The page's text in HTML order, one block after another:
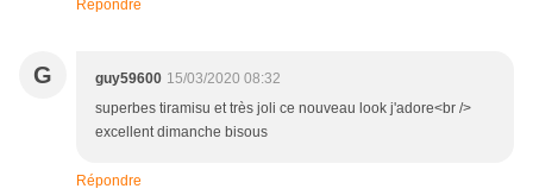
Répondre
G guy59600 15/03/2020 08:32
superbes tiramisu et très joli ce nouveau look j'adore<br />
excellent dimanche bisous
Répondre